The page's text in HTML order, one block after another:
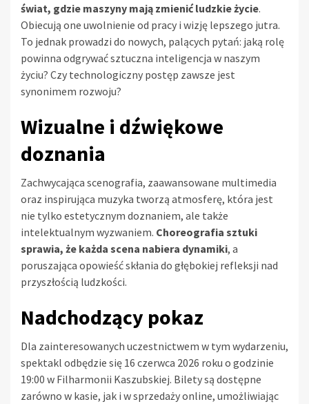
świat, gdzie maszyny mają zmienić ludzkie życie.
Obiecują one uwolnienie od pracy i wizję lepszego jutra.
To jednak prowadzi do nowych, palących pytań: jaką rolę
powinna odgrywać sztuczna inteligencja w naszym
życiu? Czy technologiczny postęp zawsze jest
synonimem rozwoju?
Wizualne i dźwiękowe
doznania
Zachwycająca scenografia, zaawansowane multimedia
oraz inspirująca muzyka tworzą atmosferę, która jest
nie tylko estetycznym doznaniem, ale także
intelektualnym wyzwaniem. Choreografia sztuki
sprawia, że każda scena nabiera dynamiki, a
poruszająca opowieść skłania do głębokiej refleksji nad
przyszłością ludzkości.
Nadchodzący pokaz
Dla zainteresowanych uczestnictwem w tym wydarzeniu,
spektakl odbędzie się 16 czerwca 2026 roku o godzinie
19:00 w Filharmonii Kaszubskiej. Bilety są dostępne
zarówno w kasie, jak i w sprzedaży online, umożliwiając